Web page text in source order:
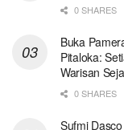
0 SHARES
Buka
Pitaloka:
Warisan
0 SHARES
Sufmi